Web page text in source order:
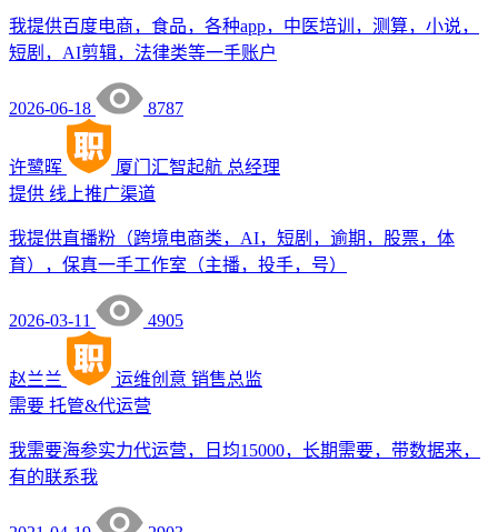
我提供百度电商，食品，各种app，中医培训，测算，小说，
短剧，AI剪辑，法律类等一手账户
2026-06-18 8787
许鹭晖 厦门汇智起航 总经理
提供 线上推广渠道
我提供直播粉（跨境电商类，AI，短剧，逾期，股票，体
育），保真一手工作室（主播，投手，号）
2026-03-11 4905
赵兰兰 运维创意 销售总监
需要 托管&代运营
我需要海参实力代运营，日均15000，长期需要，带数据来，
有的联系我